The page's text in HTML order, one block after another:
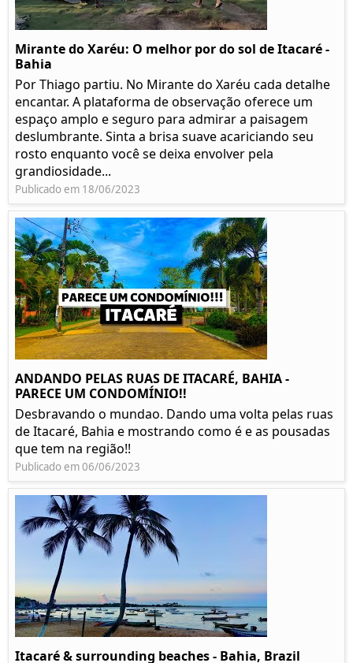
Mirante do Xaréu: O melhor por do sol de Itacaré -
Bahia
Por Thiago partiu. No Mirante do Xaréu cada detalhe
encantar. A plataforma de observação oferece um
espaço amplo e seguro para admirar a paisagem
deslumbrante. Sinta a brisa suave acariciando seu
rosto enquanto você se deixa envolver pela
grandiosidade...
Publicado em 18/06/2023
ANDANDO PELAS RUAS DE ITACARÉ, BAHIA -
PARECE UM CONDOMÍNIO!!
Desbravando o mundao. Dando uma volta pelas ruas
de Itacaré, Bahia e mostrando como é e as pousadas
que tem na região!!
Publicado em 06/06/2023
Itacaré & surrounding beaches - Bahia, Brazil